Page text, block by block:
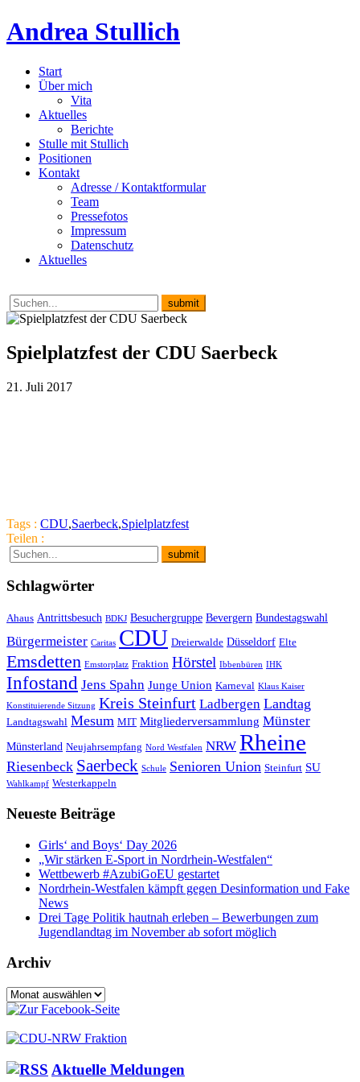
Andrea Stullich
Start
Über mich
Vita
Aktuelles
Berichte
Stulle mit Stullich
Positionen
Kontakt
Adresse / Kontaktformular
Team
Pressefotos
Impressum
Datenschutz
Aktuelles
Spielplatzfest der CDU Saerbeck
21. Juli 2017
Tags : CDU,Saerbeck,Spielplatzfest
Teilen :
Schlagwörter
Ahaus Antrittsbesuch BDKJ Besuchergruppe Bevergern Bundestagswahl
Bürgermeister Caritas CDU Dreierwalde Düsseldorf Elte
Emsdetten Emstorplatz Fraktion Hörstel Ibbenbüren IHK
Infostand Jens Spahn Junge Union Karneval Klaus Kaiser
Konstituierende Sitzung Kreis Steinfurt Ladbergen Landtag
Landtagswahl Mesum MIT Mitgliederversammlung Münster
Münsterland Neujahrsempfang Nord Westfalen NRW Rheine
Riesenbeck Saerbeck Schule Senioren Union Steinfurt SU
Wahlkampf Westerkappeln
Neueste Beiträge
Girls‘ and Boys‘ Day 2026
„Wir stärken E-Sport in Nordrhein-Westfalen“
Wettbewerb #AzubiGoEU gestartet
Nordrhein-Westfalen kämpft gegen Desinformation und Fake
News
Drei Tage Politik hautnah erleben – Bewerbungen zum
Jugendlandtag im November ab sofort möglich
Archiv
Archiv
Aktuelle Meldungen